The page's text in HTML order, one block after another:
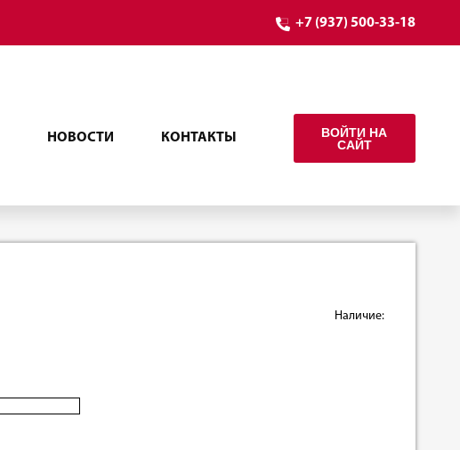
+7 (937) 500-33-18
НОВОСТИ КОНТАКТЫ
ВОЙТИ НА
САЙТ
Наличие: